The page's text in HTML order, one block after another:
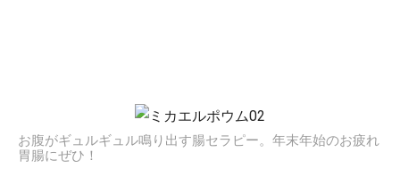
お腹がギュルギュル鳴り出す腸セラピー。年末年始のお疲れ
胃腸にぜひ！